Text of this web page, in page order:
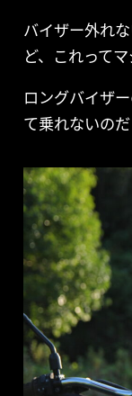
バイザー外れ
ど、これって
ロングバイザ
て乗れないのだ